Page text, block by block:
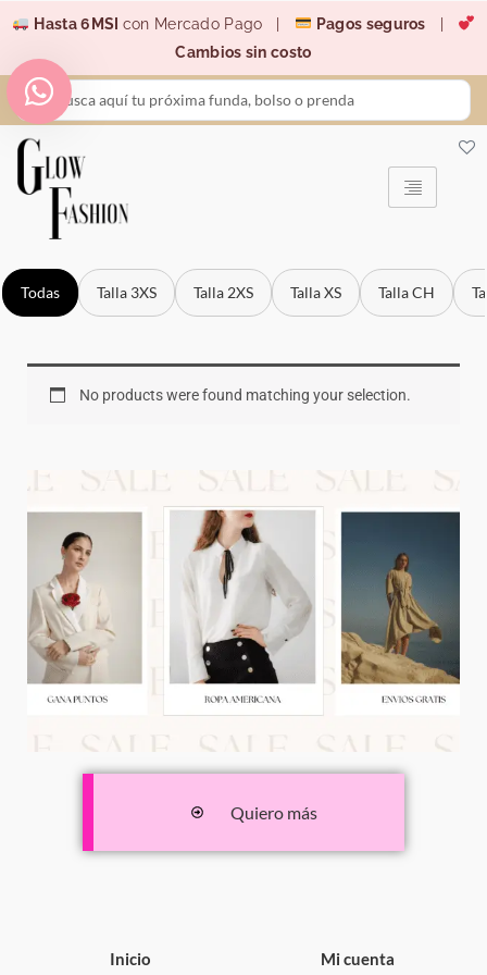
contenido
Hasta 6MSI con Mercado Pago | Pagos seguros
Cambios sin costo
Search
...
Todas Talla 3XS Talla 2XS Talla XS Talla CH
No products were found matching your selection.
Quiero más
Inicio Mi cuenta